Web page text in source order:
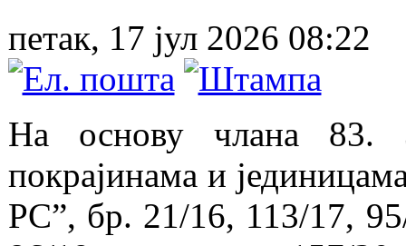
петак, 17 јул 2026 08:22
На основу члана 83.
покрајинама и
РС”, бр. 21/16, 113/17,